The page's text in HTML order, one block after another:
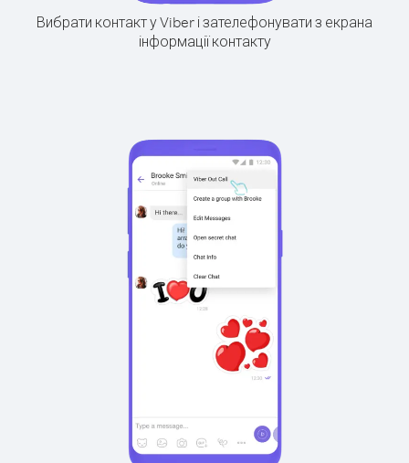
Вибрати контакт у Viber і зателефонувати з екрана
інформації контакту